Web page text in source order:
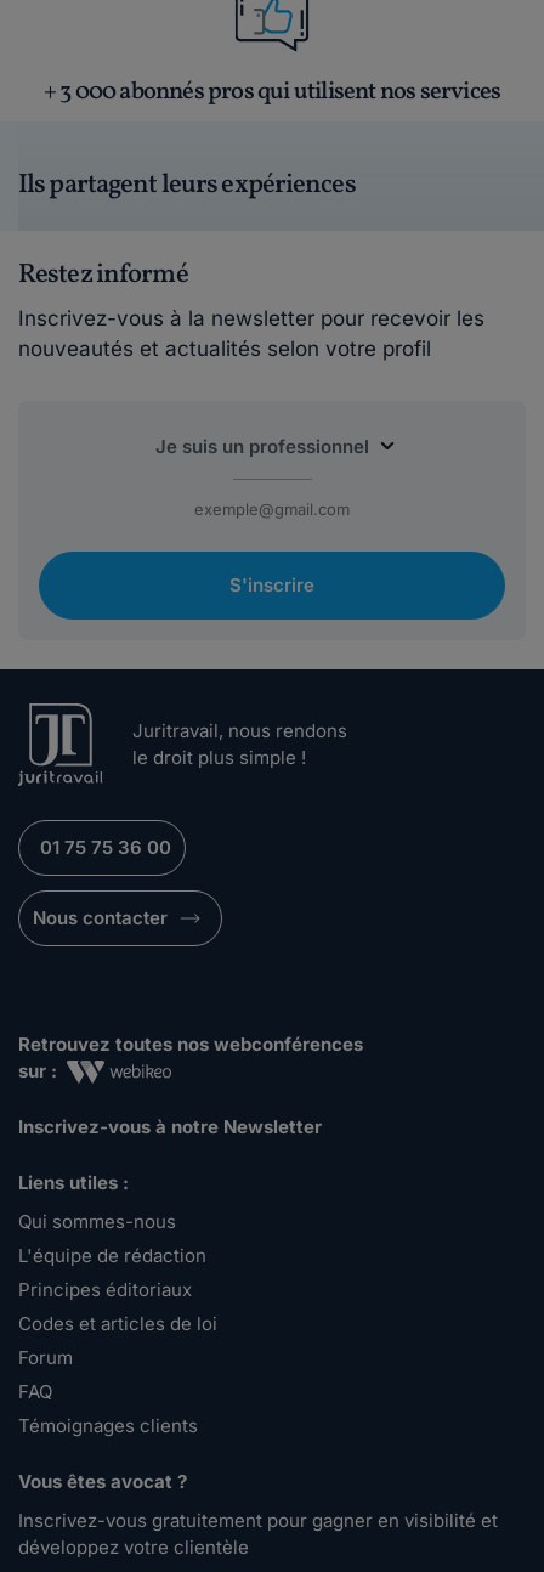
+ 3 000 abonnés pros qui utilisent nos services
Ils partagent leurs expériences
Restez informé
Inscrivez-vous à la newsletter pour recevoir les
nouveautés et actualités selon votre profil
S'inscrire
Juritravail, nous rendons
le droit plus simple !
01 75 75 36 00
Nous contacter
Retrouvez toutes nos webconférences
sur :
Inscrivez-vous à notre Newsletter
Liens utiles :
Qui sommes-nous
L'équipe de rédaction
Principes éditoriaux
Codes et articles de loi
Forum
FAQ
Témoignages clients
Vous êtes avocat ?
Inscrivez-vous gratuitement pour gagner en visibilité et
développez votre clientèle